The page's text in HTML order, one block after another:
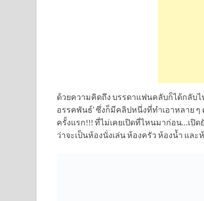
ด้วยความคิดถึง บรรดาแฟนคลับก็ได้กลับ
อรรคพันธ์’ ซึ่งก็มีคลิปหนึ่งที่ทำเอาหลาย
ครั้งแรก!!! ที่ไม่เคยเปิดที่ไหนมาก่อน…เปิ
ว่าจะเป็นห้องนั่งเล่น ห้องครัว ห้องน้ำ และ